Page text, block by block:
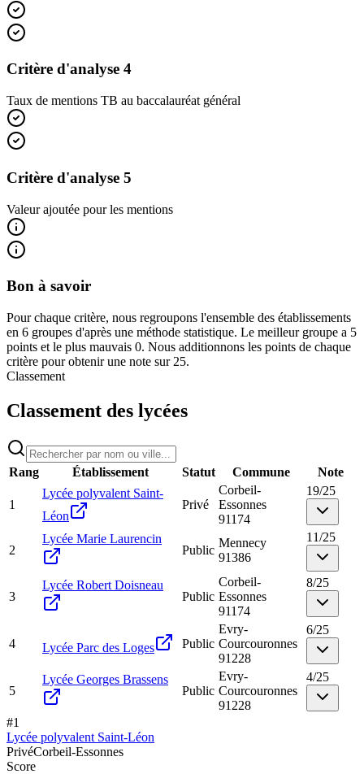
Critère d'analyse 4
Taux de mentions TB au baccalauréat général
Critère d'analyse 5
Valeur ajoutée pour les mentions
Bon à savoir
Pour chaque critère, nous regroupons l'ensemble des établissements
en 6 groupes d'après une méthode statistique. Le meilleur groupe a 5
points et le plus mauvais 0. Nous additionnons les points de chaque
critère pour obtenir une note sur 25.
Classement
Classement des lycées
Rang Établissement Statut Commune Note
1
Lycée polyvalent Saint-
Léon
Privé
Corbeil-
Essonnes
91174
19/25
2
Lycée Marie Laurencin
Public
Mennecy
91386
11/25
3
Lycée Robert Doisneau
Public
Corbeil-
Essonnes
91174
8/25
4 Lycée Parc des Loges Public
Evry-
Courcouronnes
91228
6/25
5
Lycée Georges Brassens
Public
Evry-
Courcouronnes
91228
4/25
#1
Lycée polyvalent Saint-Léon
PrivéCorbeil-Essonnes
Score